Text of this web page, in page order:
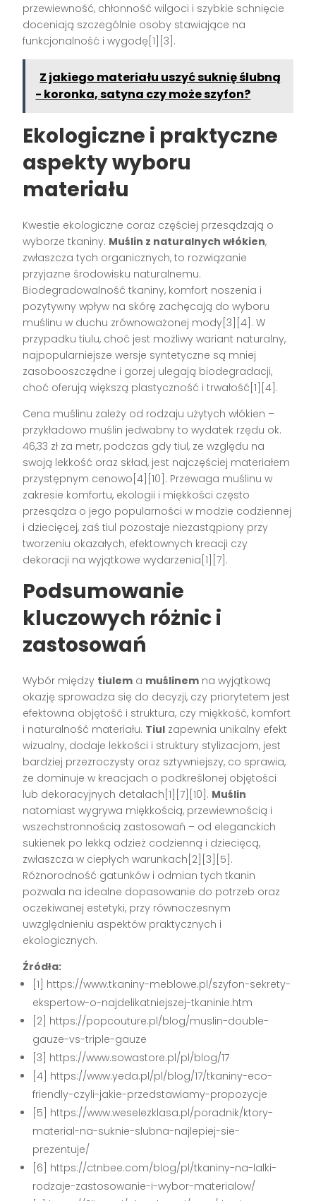
przewiewność, chłonność wilgoci i szybkie schnięcie
doceniają szczególnie osoby stawiające na
funkcjonalność i wygodę[1][3].
Z jakiego materiału uszyć suknię ślubną
- koronka, satyna czy może szyfon?
Ekologiczne i praktyczne
aspekty wyboru
materiału
Kwestie ekologiczne coraz częściej przesądzają o
wyborze tkaniny. Muślin z naturalnych włókien,
zwłaszcza tych organicznych, to rozwiązanie
przyjazne środowisku naturalnemu.
Biodegradowalność tkaniny, komfort noszenia i
pozytywny wpływ na skórę zachęcają do wyboru
muślinu w duchu zrównoważonej mody[3][4]. W
przypadku tiulu, choć jest możliwy wariant naturalny,
najpopularniejsze wersje syntetyczne są mniej
zasobooszczędne i gorzej ulegają biodegradacji,
choć oferują większą plastyczność i trwałość[1][4].
Cena muślinu zależy od rodzaju użytych włókien –
przykładowo muślin jedwabny to wydatek rzędu ok.
46,33 zł za metr, podczas gdy tiul, ze względu na
swoją lekkość oraz skład, jest najczęściej materiałem
przystępnym cenowo[4][10]. Przewaga muślinu w
zakresie komfortu, ekologii i miękkości często
przesądza o jego popularności w modzie codziennej
i dziecięcej, zaś tiul pozostaje niezastąpiony przy
tworzeniu okazałych, efektownych kreacji czy
dekoracji na wyjątkowe wydarzenia[1][7].
Podsumowanie
kluczowych różnic i
zastosowań
Wybór między tiulem a muślinem na wyjątkową
okazję sprowadza się do decyzji, czy priorytetem jest
efektowna objętość i struktura, czy miękkość, komfort
i naturalność materiału. Tiul zapewnia unikalny efekt
wizualny, dodaje lekkości i struktury stylizacjom, jest
bardziej przezroczysty oraz sztywniejszy, co sprawia,
że dominuje w kreacjach o podkreślonej objętości
lub dekoracyjnych detalach[1][7][10]. Muślin
natomiast wygrywa miękkością, przewiewnością i
wszechstronnością zastosowań – od eleganckich
sukienek po lekką odzież codzienną i dziecięcą,
zwłaszcza w ciepłych warunkach[2][3][5].
Różnorodność gatunków i odmian tych tkanin
pozwala na idealne dopasowanie do potrzeb oraz
oczekiwanej estetyki, przy równoczesnym
uwzględnieniu aspektów praktycznych i
ekologicznych.
Źródła:
[1] https://www.tkaniny-meblowe.pl/szyfon-sekrety-
ekspertow-o-najdelikatniejszej-tkaninie.htm
[2] https://popcouture.pl/blog/muslin-double-
gauze-vs-triple-gauze
[3] https://www.sowastore.pl/pl/blog/17
[4] https://www.yeda.pl/pl/blog/17/tkaniny-eco-
friendly-czyli-jakie-przedstawiamy-propozycje
[5] https://www.weselezklasa.pl/poradnik/ktory-
material-na-suknie-slubna-najlepiej-sie-
prezentuje/
[6] https://ctnbee.com/blog/pl/tkaniny-na-lalki-
rodzaje-zastosowanie-i-wybor-materialow/